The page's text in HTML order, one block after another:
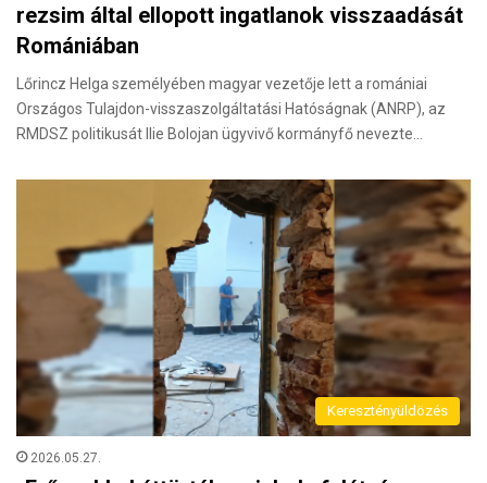
rezsim által ellopott ingatlanok visszaadását
Romániában
Lőrincz Helga személyében magyar vezetője lett a romániai
Országos Tulajdon-visszaszolgáltatási Hatóságnak (ANRP), az
RMDSZ politikusát Ilie Bolojan ügyvivő kormányfő nevezte…
Keresztényüldözés
2026.05.27.